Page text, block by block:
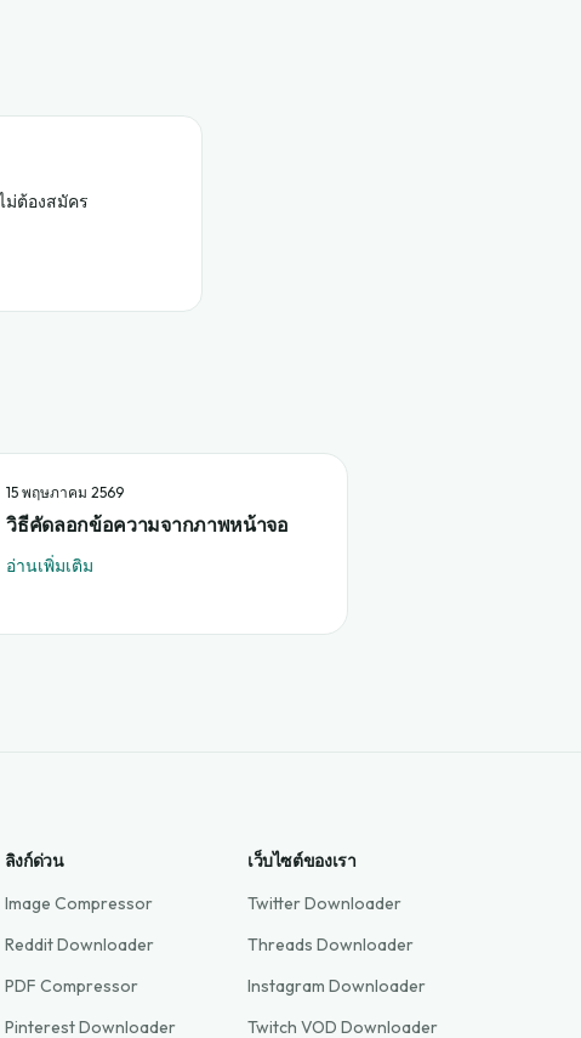
ม่ต้องสมัคร
15 พฤษภาคม 2569
วิธีคัดลอกข้อความจากภาพหน้าจอ
อ่านเพิ่มเติม
ลิงก์ด่วน
Image Compressor
Reddit Downloader
PDF Compressor
Pinterest Downloader
เว็บไซต์ของเรา
Twitter Downloader
Threads Downloader
Instagram Downloader
Twitch VOD Downloader